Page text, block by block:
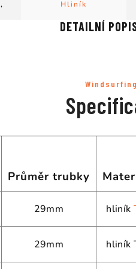
DETAILNÍ
Průměr trubky
29mm hliník
29mm hliník
, Hliník